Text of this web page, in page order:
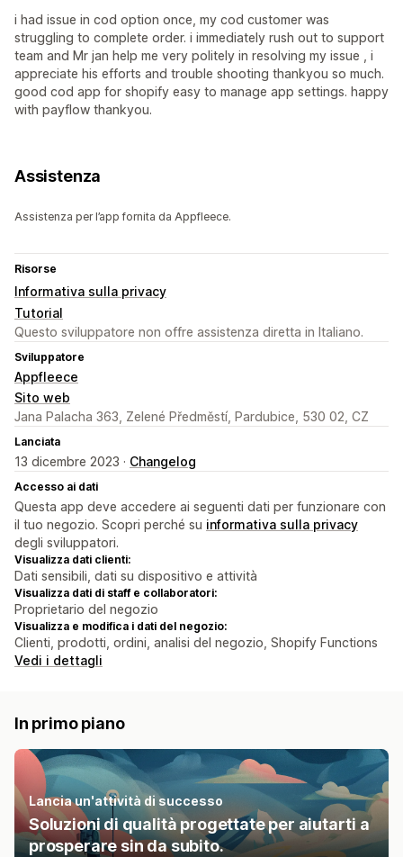
i had issue in cod option once, my cod customer was
struggling to complete order. i immediately rush out to support
team and Mr jan help me very politely in resolving my issue , i
appreciate his efforts and trouble shooting thankyou so much.
good cod app for shopify easy to manage app settings. happy
with payflow thankyou.
Assistenza
Assistenza per l’app fornita da Appfleece.
Risorse
Informativa sulla privacy
Tutorial
Questo sviluppatore non offre assistenza diretta in Italiano.
Sviluppatore
Appfleece
Sito web
Jana Palacha 363, Zelené Předměstí, Pardubice, 530 02, CZ
Lanciata
13 dicembre 2023 · Changelog
Accesso ai dati
Questa app deve accedere ai seguenti dati per funzionare con
il tuo negozio. Scopri perché su informativa sulla privacy
degli sviluppatori.
Visualizza dati clienti:
Dati sensibili, dati su dispositivo e attività
Visualizza dati di staff e collaboratori:
Proprietario del negozio
Visualizza e modifica i dati del negozio:
Clienti, prodotti, ordini, analisi del negozio, Shopify Functions
Vedi i dettagli
In primo piano
Lancia un'attività di successo
Soluzioni di qualità progettate per aiutarti a
prosperare sin da subito.